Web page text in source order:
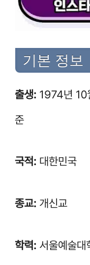
기본 정보
출생: 1974년
준
국적: 대한민국
종교: 개신교
학력: 서울예술대